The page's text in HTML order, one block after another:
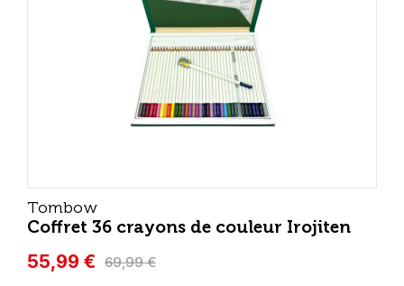
Tombow
Coffret 36 crayons de couleur Irojiten
55,99 € 69,99 €